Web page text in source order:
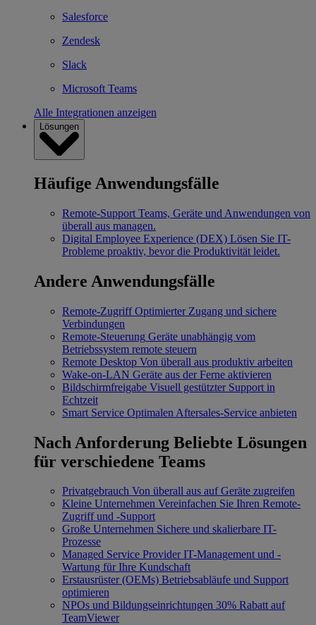
Salesforce
Zendesk
Slack
Microsoft Teams
Alle Integrationen anzeigen
Lösungen
Häufige Anwendungsfälle
Remote-Support Teams, Geräte und Anwendungen von
überall aus managen.
Digital Employee Experience (DEX) Lösen Sie IT-
Probleme proaktiv, bevor die Produktivität leidet.
Andere Anwendungsfälle
Remote-Zugriff Optimierter Zugang und sichere
Verbindungen
Remote-Steuerung Geräte unabhängig vom
Betriebssystem remote steuern
Remote Desktop Von überall aus produktiv arbeiten
Wake-on-LAN Geräte aus der Ferne aktivieren
Bildschirmfreigabe Visuell gestützter Support in
Echtzeit
Smart Service Optimalen Aftersales-Service anbieten
Nach Anforderung Beliebte Lösungen
für verschiedene Teams
Privatgebrauch Von überall aus auf Geräte zugreifen
Kleine Unternehmen Vereinfachen Sie Ihren Remote-
Zugriff und -Support
Große Unternehmen Sichere und skalierbare IT-
Prozesse
Managed Service Provider IT-Management und -
Wartung für Ihre Kundschaft
Erstausrüster (OEMs) Betriebsabläufe und Support
optimieren
NPOs und Bildungseinrichtungen 30% Rabatt auf
TeamViewer